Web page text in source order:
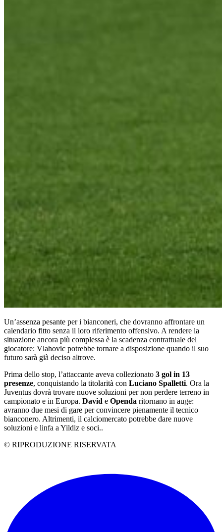
Un’assenza pesante per i bianconeri, che dovranno affrontare un
calendario fitto senza il loro riferimento offensivo. A rendere la
situazione ancora più complessa è la scadenza contrattuale del
giocatore: Vlahovic potrebbe tornare a disposizione quando il suo
futuro sarà già deciso altrove.
Prima dello stop, l’attaccante aveva collezionato 3 gol in 13
presenze, conquistando la titolarità con Luciano Spalletti. Ora la
Juventus dovrà trovare nuove soluzioni per non perdere terreno in
campionato e in Europa. David e Openda ritornano in auge:
avranno due mesi di gare per convincere pienamente il tecnico
bianconero. Altrimenti, il calciomercato potrebbe dare nuove
soluzioni e linfa a Yildiz e soci..
© RIPRODUZIONE RISERVATA